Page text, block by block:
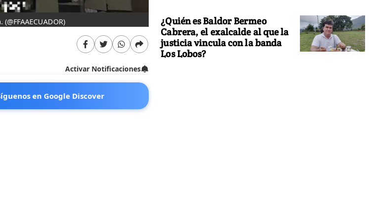
(@FFAAECUADOR)
Activar Notificaciones
en Google Discover
¿Quién es Baldor Bermeo
Cabrera, el exalcalde al que la
justicia vincula con la banda
Los Lobos?